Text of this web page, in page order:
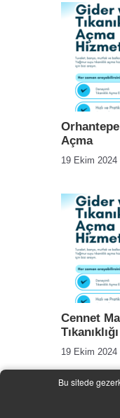
Orhantepe
Açma
19 Ekim 2024
Cennet
19 Ekim 2024
Bu sitede